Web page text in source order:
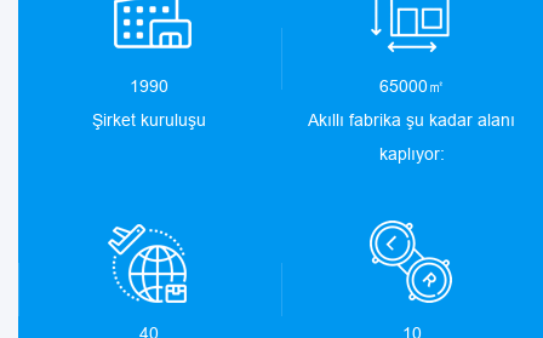
1990
Şirket kuruluşu
65000㎡
Akıllı fabrika şu kadar alanı
kaplıyor:
40
10